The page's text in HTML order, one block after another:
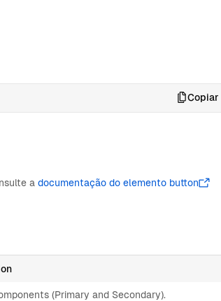
Copiar
a documentação do elemento button
(Primary and Secondary).